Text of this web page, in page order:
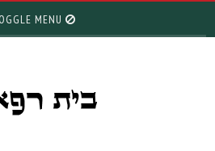
TOGGLE MENU